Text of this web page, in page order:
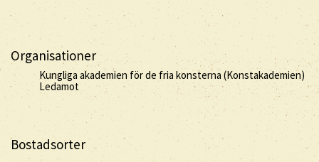
Organisationer
Kungliga akademien för de fria konsterna (Konstakademien)
Ledamot
Bostadsorter